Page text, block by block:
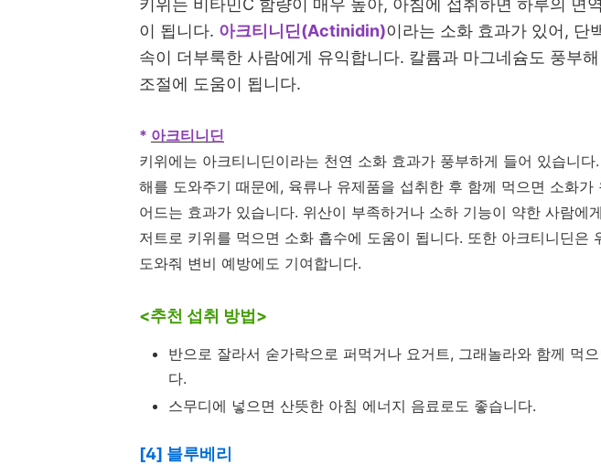
키위는 비타민C 함량이 매우 높아, 아침에 섭취하면 하루의 면
이 됩니다. 아크티니딘(Actinidin)이라는 소화 효과가 있어, 단
속이 더부룩한 사람에게 유익합니다. 칼륨과 마그네슘도 풍부
조절에 도움이 됩니다.
* 아크티니딘
키위에는 아크티니딘이라는 천연 소화 효과가 풍부하게 들어 있습니
해를 도와주기 때문에, 육류나 유제품을 섭취한 후 함께 먹으면 소화가
어드는 효과가 있습니다. 위산이 부족하거나 소하 기능이 약한 사람에
저트로 키위를 먹으면 소화 흡수에 도움이 됩니다. 또한 아크티니딘은
도와줘 변비 예방에도 기여합니다.
<추천 섭취 방법>
반으로 잘라서 숟가락으로 퍼먹거나 요거트, 그래놀라와 함께 먹
다.
스무디에 넣으면 산뜻한 아침 에너지 음료로도 좋습니다.
[4] 블루베리